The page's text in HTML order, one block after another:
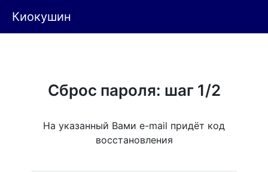
Киокушин
Сброс пароля: шаг 1/2
На указанный Вами e-mail придёт код
восстановления